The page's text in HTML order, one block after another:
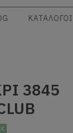
ΚΑΤΑΛΟΓΟΙ
3845